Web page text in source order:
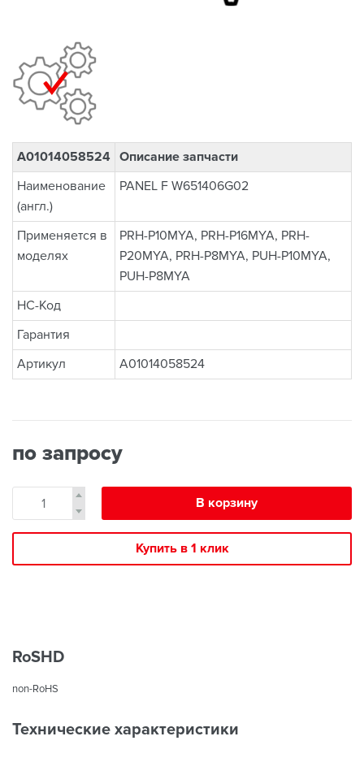
A01014058524 Описание запчасти
Наименование
(англ.)
PANEL F W651406G02
Применяется в
моделях
PRH-P10MYA, PRH-P16MYA, PRH-
P20MYA, PRH-P8MYA, PUH-P10MYA,
PUH-P8MYA
НС-Код
Гарантия
Артикул
A01014058524
по запросу
В корзину
Купить в 1 клик
RoSHD
non-RoHS
Технические характеристики